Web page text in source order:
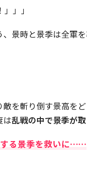
」」
景時と景季は全軍を
を斬り倒す景高を
は乱戦の中で景季が
る景季を救いに……